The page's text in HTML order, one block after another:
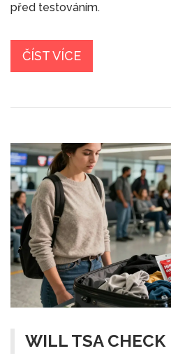
před testováním.
ČÍST VÍCE
WILL TSA CHECK